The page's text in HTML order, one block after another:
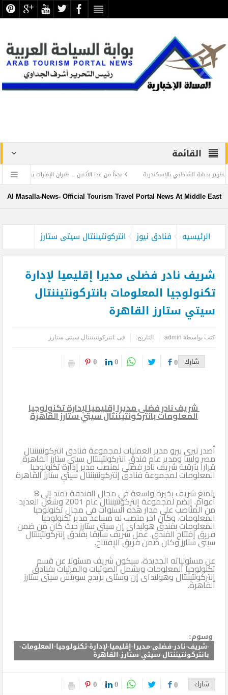
القائمة
الشاطبي بالإسكندرية
بدءاً من غدا الأثنين .. طيران الإمارات تبدأ في استخدام
عن الحضارة ترفض الرد المستفز لبطلة كليوباترا وتصدر بيانها الثاني
Al Masalla-News- Official Tourism Travel Portal News At Middle East
الرئيسيه فنادق نيوز انتركونتيننتال سيتى ستارز
شريف نادر فضلى مديرا إقليميا لإدارة
تكنولوجيا المعلومات بانتركونتيننتال
سيتي ستارز القاهرة
كتب بواسطة admin التاريخ: فى :انتركونتيننتال سيتى ستارز
شارك 0
0
0
شريف نادر فضلى مديرا إقليميا لإدارة تكنولوجيا
المعلومات بانتركونتيننتال سيتي ستارز القاهرة
أصدر تيرى بيرو مدير العمليات لمجموعة فنادق انتركونتيننتال
مصر وليبيا ومدير عام فندق انتركونتيننتال سيتى ستارز القاهرة
قرارا بترقية شريف نادر فضلى لمنصب مدير إدارة تكنولوجيا
المعلومات لمجموعة فنادق إنتركونتيننتال سيتي ستارز القاهرة.
يتمتع شريف بخبرة واسعة في مجال الفندقة تمتد إلى 8
أعوام. إنضم لمجموعة إنتركونتيننتال عام 2001 وشغل العديد
من المناصب على مدار هذه السنوات فى مجال تكنولوجيا
المعلومات. وكان اخر منصب له مساعد مدير تكنولوجيا
المعلومات بفندق هوليداى إن سيتى ستارز حيث كان من ضمن
فريق إفتتاح الفندق. عمل شريف سابقا بفندق إنتركونتيننتال
سيتى ستارز وكان ضمن فريق الإفتتاح.
عن مسئولياته الجديدة، سيكون شريف مسئولا عن قسم
تكنولوجيا المعلومات ويشمل الصوتيات والمرئيات بفنادق
إنتركونتيننتال وهوليداى إن وستاى بريدج سويتس سيتى ستارز
القاهرة.
وسوم:
-شريف-نادر-فضلى-مديرا-إقليميا-لإدارة-تكنولوجيا-المعلومات-
بانتركونتيننتال-سيتي-ستارز-القاهرة
شارك 0
0
0